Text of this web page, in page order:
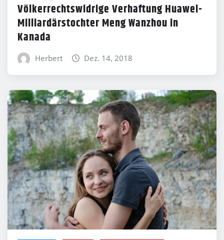
Völkerrechtswidrige Verhaftung Huawei-
Milliardärstochter Meng Wanzhou in
Kanada
Herbert Dez. 14, 2018